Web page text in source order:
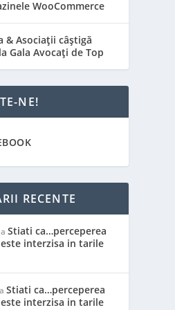
WooCommerce
& Asociații câștigă
Gala Avocați de Top
NE!
RECENTE
laStiati ca…perceperea
interzisa in tarile
Stiati ca…perceperea
interzisa in tarile